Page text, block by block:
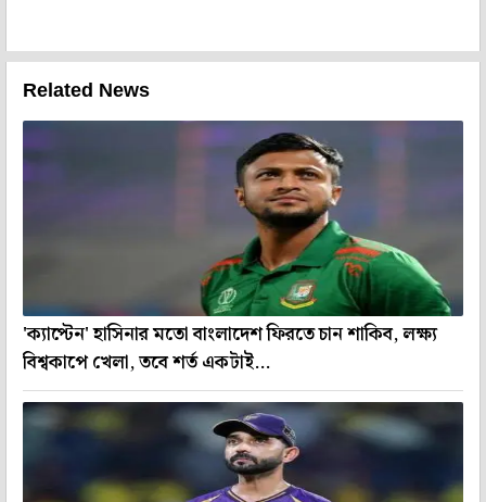
Related News
'ক্যাপ্টেন' হাসিনার মতো বাংলাদেশ ফিরতে চান শাকিব, লক্ষ্য
বিশ্বকাপে খেলা, তবে শর্ত একটাই...